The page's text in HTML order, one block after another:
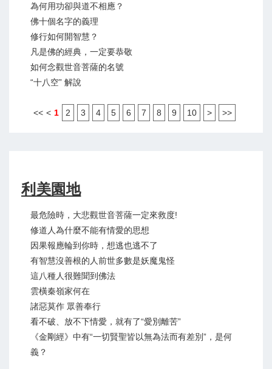
為何用功卻與道不相應？
佛十個名字的義理
修行如何開智慧？
凡是佛的經典，一定要恭敬
如何念觀世音菩薩的名號
“十八空” 解說
<< < 1 2 3 4 5 6 7 8 9 10 > >>
利美園地
最危險時，大悲觀世音菩薩一定來救度!
修道人為什麼不能有情愛的思想
因果報應輪到你時，想逃也逃不了
有智慧沒善根的人前世多數是妖魔鬼怪
這八種人很難聞到佛法
雲橫秦嶺家何在
諸惡莫作 眾善奉行
看不破、放不下情愛，就有了“愛別離苦”
《金剛經》中有“一切賢聖皆以無為法而有差別”，是何
義？